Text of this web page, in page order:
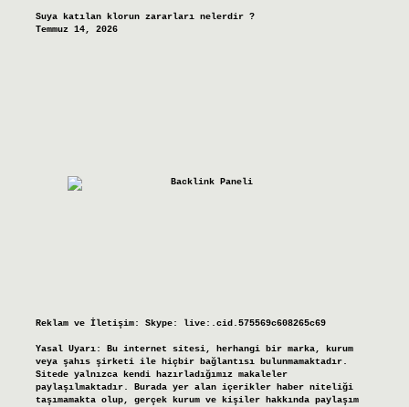
Suya katılan klorun zararları nelerdir ?
Temmuz 14, 2026
Reklam ve İletişim: Skype: live:.cid.575569c608265c69
Yasal Uyarı:
Bu internet sitesi, herhangi bir marka, kurum
veya şahıs şirketi ile hiçbir bağlantısı bulunmamaktadır.
Sitede yalnızca kendi hazırladığımız makaleler
paylaşılmaktadır. Burada yer alan içerikler haber niteliği
taşımamakta olup, gerçek kurum ve kişiler hakkında paylaşım